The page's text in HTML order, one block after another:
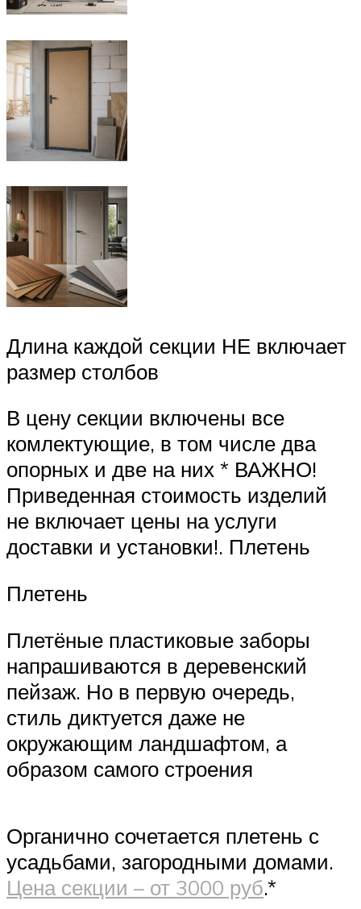
Длина каждой секции НЕ включает
размер столбов
В цену секции включены все
комлектующие, в том числе два
опорных и две на них * ВАЖНО!
Приведенная стоимость изделий
не включает цены на услуги
доставки и установки!. Плетень
Плетень
Плетёные пластиковые заборы
напрашиваются в деревенский
пейзаж. Но в первую очередь,
стиль диктуется даже не
окружающим ландшафтом, а
образом самого строения
Органично сочетается плетень с
усадьбами, загородными домами.
Цена секции – от 3000 руб.*